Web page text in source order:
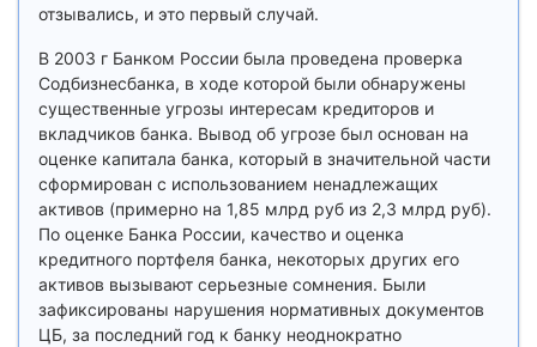
отзывались, и это первый случай.
В 2003 г Банком России была проведена проверка
Содбизнесбанка, в ходе которой были обнаружены
существенные угрозы интересам кредиторов и
вкладчиков банка. Вывод об угрозе был основан на
оценке капитала банка, который в значительной части
сформирован с использованием ненадлежащих
активов (примерно на 1,85 млрд руб из 2,3 млрд руб).
По оценке Банка России, качество и оценка
кредитного портфеля банка, некоторых других его
активов вызывают серьезные сомнения. Были
зафиксированы нарушения нормативных документов
ЦБ, за последний год к банку неоднократно